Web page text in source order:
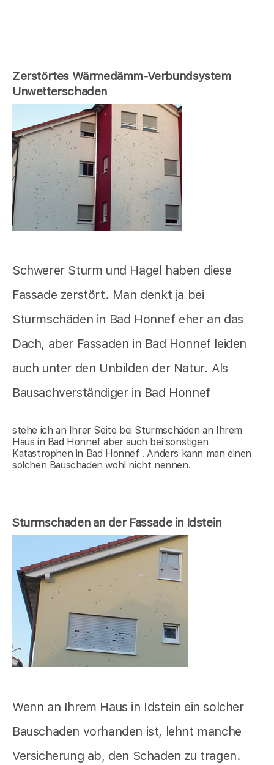
Zerstörtes Wärmedämm-Verbundsystem
Unwetterschaden
Schwerer Sturm und Hagel haben diese
Fassade zerstört. Man denkt ja bei
Sturmschäden in Bad Honnef eher an das
Dach, aber Fassaden in Bad Honnef leiden
auch unter den Unbilden der Natur. Als
Bausachverständiger in Bad Honnef
stehe ich an Ihrer Seite bei Sturmschäden an Ihrem
Haus in Bad Honnef aber auch bei sonstigen
Katastrophen in Bad Honnef . Anders kann man einen
solchen Bauschaden wohl nicht nennen.
Sturmschaden an der Fassade in Idstein
Wenn an Ihrem Haus in Idstein ein solcher
Bauschaden vorhanden ist, lehnt manche
Versicherung ab, den Schaden zu tragen.